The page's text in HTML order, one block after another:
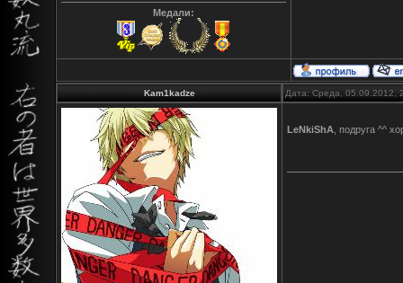
Медали:
Kam1kadze Дата: Среда,
LeNkiShA , подруга ^^